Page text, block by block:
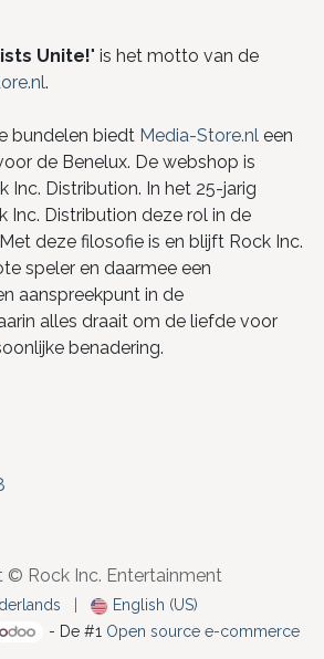
Unite!" is het motto van de
.
bundelen biedt Media-Store.nl een
de Benelux. De webshop is
Inc. Distribution. In het 25-jarig
Inc. Distribution deze rol in de
deze filosofie is en blijft Rock Inc.
speler en daarmee een
aanspreekpunt in de
alles draait om de liefde voor
benadering.
© Rock Inc. Entertainment
English (US)
- De #1 Open source e-commerce